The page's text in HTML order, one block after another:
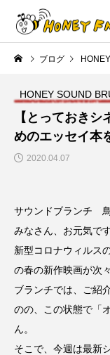
ハニーエフエム｜地域・人
HOME ハニーFM
NEW POST
JAZZ BAR COZY
最終回【JAZZ Bar
日（木）今回はビル
ス リバーサイド4部
ました！
2024.03.07
ブログ
HONEY SOUND
【とっておき
めのエッセイ本
2020.04.07
サウンドブランチ 鳥
みなさん、お元気で
新型コロナウィルス
の春の新作映画が次
ブランチでは、ご紹
のの、この状態で「
ん。
そこで、今週は最新